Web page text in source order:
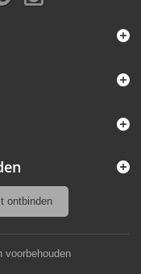
voorbehouden
ontbinden